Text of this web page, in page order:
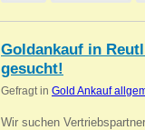
Goldankauf in
gesucht!
Gefragt in Gold Ankauf
Wir suchen